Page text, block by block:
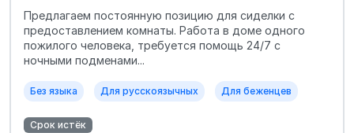
Предлагаем постоянную позицию для сиделки с
предоставлением комнаты. Работа в доме одного
пожилого человека, требуется помощь 24/7 с
ночными подменами...
Без языка Для русскоязычных Для беженцев
Срок истёк